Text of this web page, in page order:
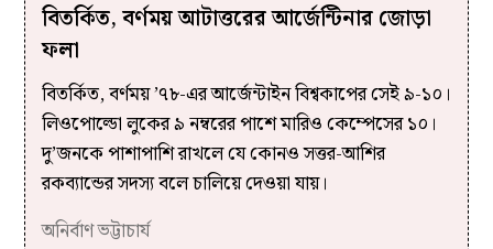
বিতর্কিত, বর্ণময় আটাত্তরের আর্জেন্টিনার জোড়া
ফলা
বিতর্কিত, বর্ণময় ’৭৮-এর আর্জেন্টাইন বিশ্বকাপের সেই ৯-১০।
লিওপোল্ডো লুকের ৯ নম্বরের পাশে মারিও কেম্পেসের ১০।
দু’জনকে পাশাপাশি রাখলে যে কোনও সত্তর-আশির
রকব্যান্ডের সদস্য বলে চালিয়ে দেওয়া যায়।
অনির্বাণ ভট্টাচার্য